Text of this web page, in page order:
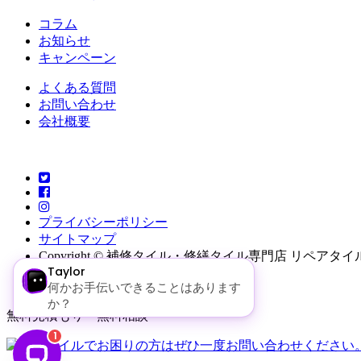
コラム
お知らせ
キャンペーン
よくある質問
お問い合わせ
会社概要
プライバシーポリシー
サイトマップ
Copyright © 補修タイル・修繕タイル専門店 リペアタイ
無料見積もり・無料相談